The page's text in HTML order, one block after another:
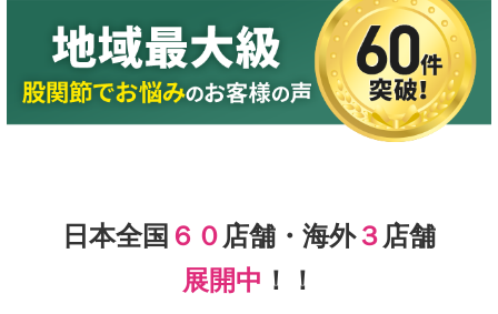
日本全国 ６０ 店舗・海外３ 店舗
展開中 ！！